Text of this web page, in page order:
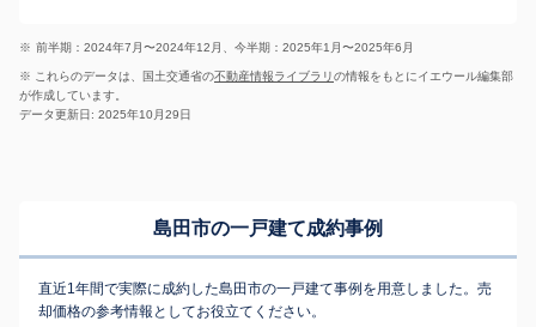
※ 前半期：2024年7月〜2024年12月、今半期：2025年1月〜2025年6月
※ これらのデータは、国土交通省の不動産情報ライブラリの情報をもとにイエウール編集部
が作成しています。
データ更新日: 2025年10月29日
島田市の一戸建て成約事例
直近1年間で実際に成約した島田市の一戸建て事例を用意しました。売
却価格の参考情報としてお役立てください。